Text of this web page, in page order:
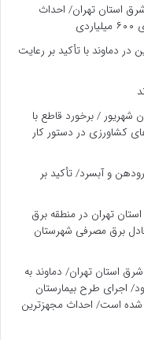
استان تهران/ احداث
دماوند با تأکید بر رعایت
شهریور / برخورد قاطع با
کشاورزی در دستور کار
و آبسرد/ تأکید بر
تهران در منطقه برق
معادل برق مصرفی شهرستان
استان تهران/ دماوند به
اجرای طرح بیمارستان
شده است/ احداث مجهزترین